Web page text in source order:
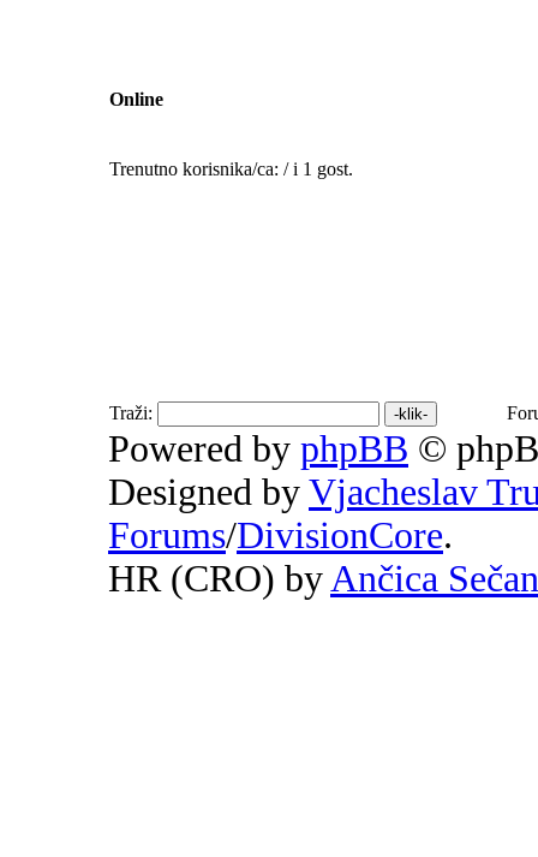
Online
Trenutno korisnika/ca: / i 1 gost.
Traži:
Powered by phpBB ©
Designed by Vjacheslav
Forums/DivisionCore.
HR (CRO) by Ančica Sečan